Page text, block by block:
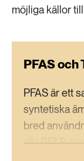
möjliga källor
PFAS och
PFAS är ett
syntetiska
bred
alla PFAS-
bryta ner,